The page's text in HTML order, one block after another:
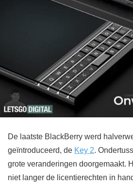
De laatste BlackBerry werd
geïntroduceerd, de Key 2.
grote veranderingen doorgemaakt.
niet langer de licentierechten in